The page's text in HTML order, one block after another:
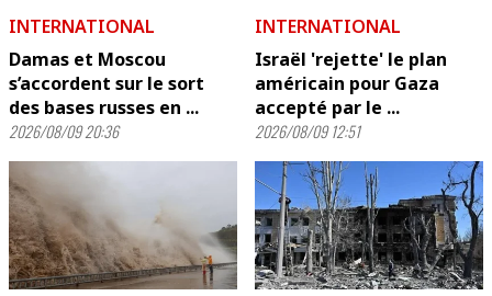
INTERNATIONAL
Damas et Moscou
s’accordent sur le sort
des bases russes en ...
2026/08/09 20:36
INTERNATIONAL
Israël 'rejette' le plan
américain pour Gaza
accepté par le ...
2026/08/09 12:51